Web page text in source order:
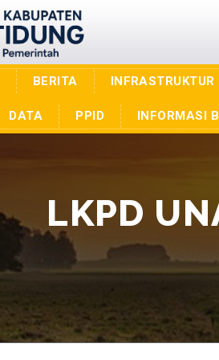
BERITA INFRASTRUKTUR
DATA PPID INFORMASI
LKPD